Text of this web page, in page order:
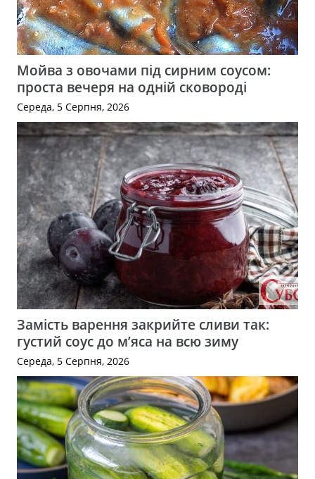
Мойва з овочами під сирним соусом:
проста вечеря на одній сковороді
Середа, 5 Серпня, 2026
Замість варення закрийте сливи так:
густий соус до м’яса на всю зиму
Середа, 5 Серпня, 2026